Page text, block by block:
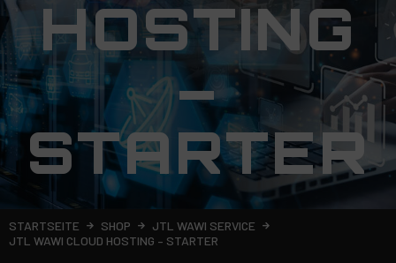
HOSTING
–
STARTER
STARTSEITE SHOP
JTL WAWI SERVICE
JTL WAWI CLOUD HOSTING – STARTER